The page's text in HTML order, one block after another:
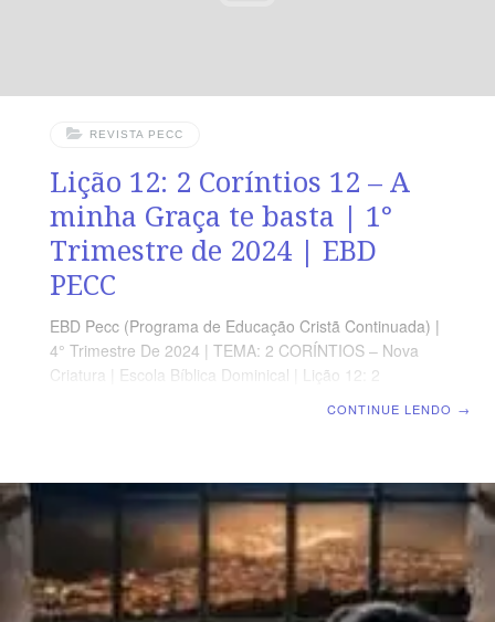
REVISTA PECC
Lição 12: 2 Coríntios 12 – A
minha Graça te basta | 1°
Trimestre de 2024 | EBD
PECC
EBD Pecc (Programa de Educação Cristã Continuada) |
4° Trimestre De 2024 | TEMA: 2 CORÍNTIOS – Nova
Criatura | Escola Bíblica Dominical | Lição 12: 2
inclusive o número da página. ORIENTAÇÃO
PEDAGÓGICA Em 2 Coríntios 12 há 21 versos.
Sugerimos começar a aula lendo, com os alunos, 2
Coríntios 12.1-18 (2 a 3
CONTINUE LENDO →